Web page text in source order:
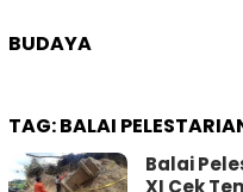
BUDAYA
TAG:BALAI
Balai